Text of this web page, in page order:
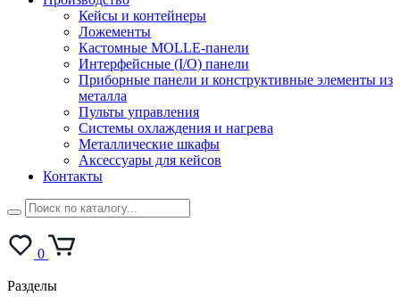
Кейсы и контейнеры
Ложементы
Кастомные MOLLE-панели
Интерфейсные (I/O) панели
Приборные панели и конструктивные элементы из
металла
Пульты управления
Системы охлаждения и нагрева
Металлические шкафы
Аксессуары для кейсов
Контакты
0
Разделы